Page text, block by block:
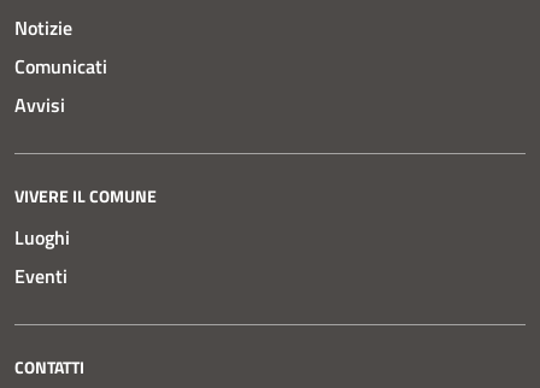
Notizie
Comunicati
Avvisi
VIVERE IL COMUNE
Luoghi
Eventi
CONTATTI